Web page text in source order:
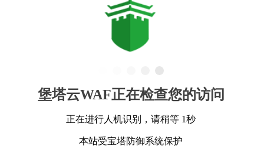
堡塔云WAF正在检查您的访问
正在进行人机识别，请稍等 1秒
本站受宝塔防御系统保护